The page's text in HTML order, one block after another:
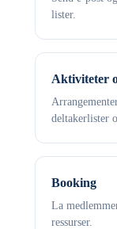
lister.
Aktiviteter
deltakerlister
Booking
La
ressurser.